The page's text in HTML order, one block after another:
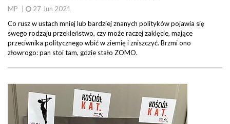
MP
27 Jun 2021
Co rusz w ustach mniej lub bardziej znanych polityków pojawia się
swego rodzaju przekleństwo, czy może raczej zaklęcie, mające
przeciwnika politycznego wbić w ziemię i zniszczyć. Brzmi ono
złowrogo: pan stoi tam, gdzie stało ZOMO.